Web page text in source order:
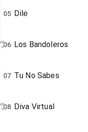
05 Dile
06 Los Bandoleros
07 Tu No Sabes
08 Diva Virtual